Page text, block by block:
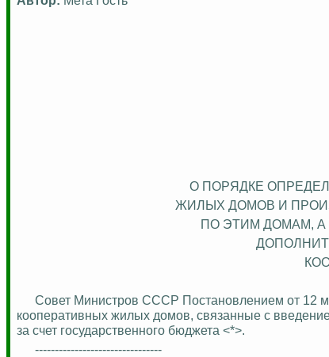
О ПОРЯДКЕ
ЖИЛЫХ ДОМОВ И
ПО ЭТИМ ДОМАМ, А
Совет Министров СССР Постановлением от 12
кооперативных жилых домов, связанные с
за счет государственного бюджета <*>.
--------------------------------